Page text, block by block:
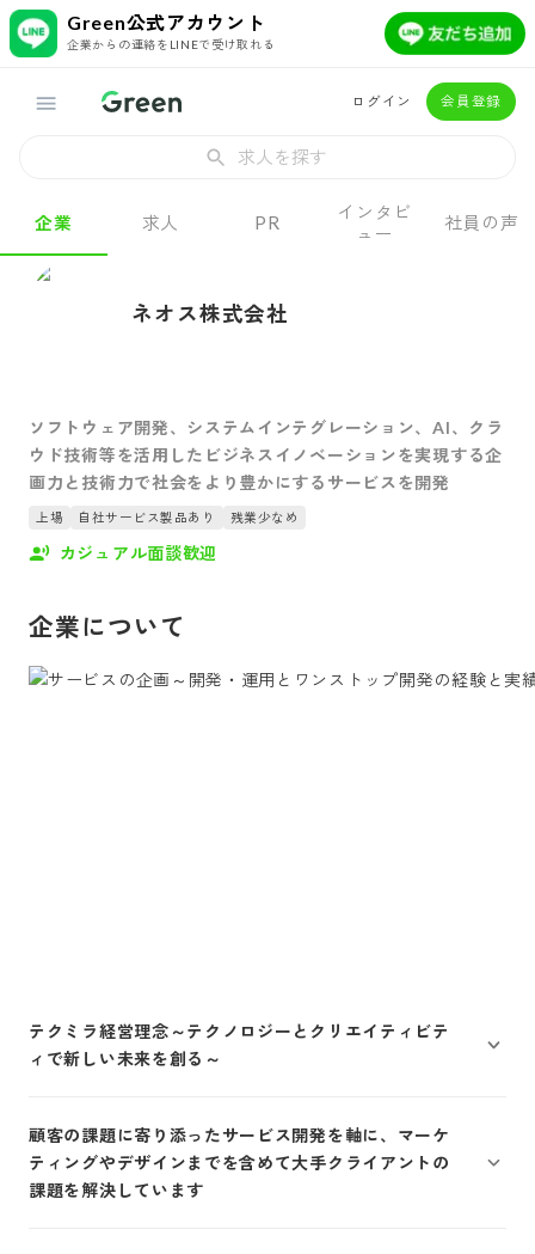
Green公式アカウント
企業からの連絡をLINEで受け取れる
ログイン 会員登録
求人を探す
企業 求人 PR
インタビ
ュー
社員の声
ネオス株式会社
ソフトウェア開発、システムインテグレーション、AI、クラ
ウド技術等を活用したビジネスイノベーションを実現する企
画力と技術力で社会をより豊かにするサービスを開発
上場 自社サービス製品あり 残業少なめ
カジュアル面談歓迎
企業について
テクミラ経営理念～テクノロジーとクリエイティビテ
ィで新しい未来を創る～
顧客の課題に寄り添ったサービス開発を軸に、マーケ
ティングやデザインまでを含めて大手クライアントの
課題を解決しています